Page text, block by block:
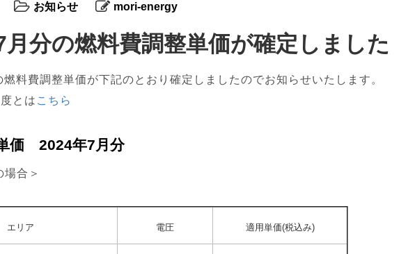
お知らせ mori-energy
月分の燃料費調整単価が確定しました
料費調整単価が下記のとおり確定しましたのでお知らせいたします。
とは こちら
価 2024年7月分
場合＞
エリア 電圧 適用単価(税込み)